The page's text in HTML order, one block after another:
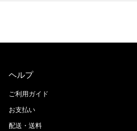
ヘルプ
ご利用ガイド
お支払い
配送・送料